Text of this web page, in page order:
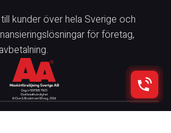
kunder över hela Sverige och
för företag,